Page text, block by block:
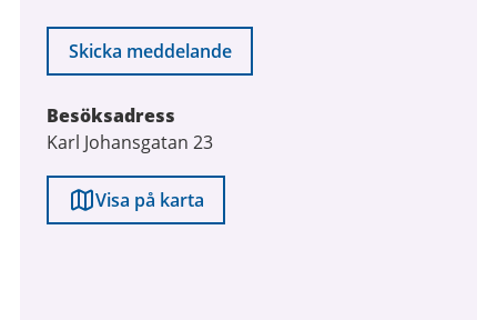
Skicka meddelande
Besöksadress
Karl Johansgatan 23
Visa på karta